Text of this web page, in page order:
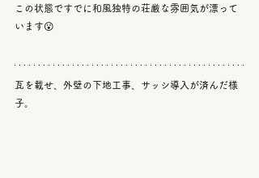
この状態ですでに和風独特の荘厳な雰囲気が漂って
います😮
瓦を載せ、外壁の下地工事、サッシ導入が済んだ様
子。